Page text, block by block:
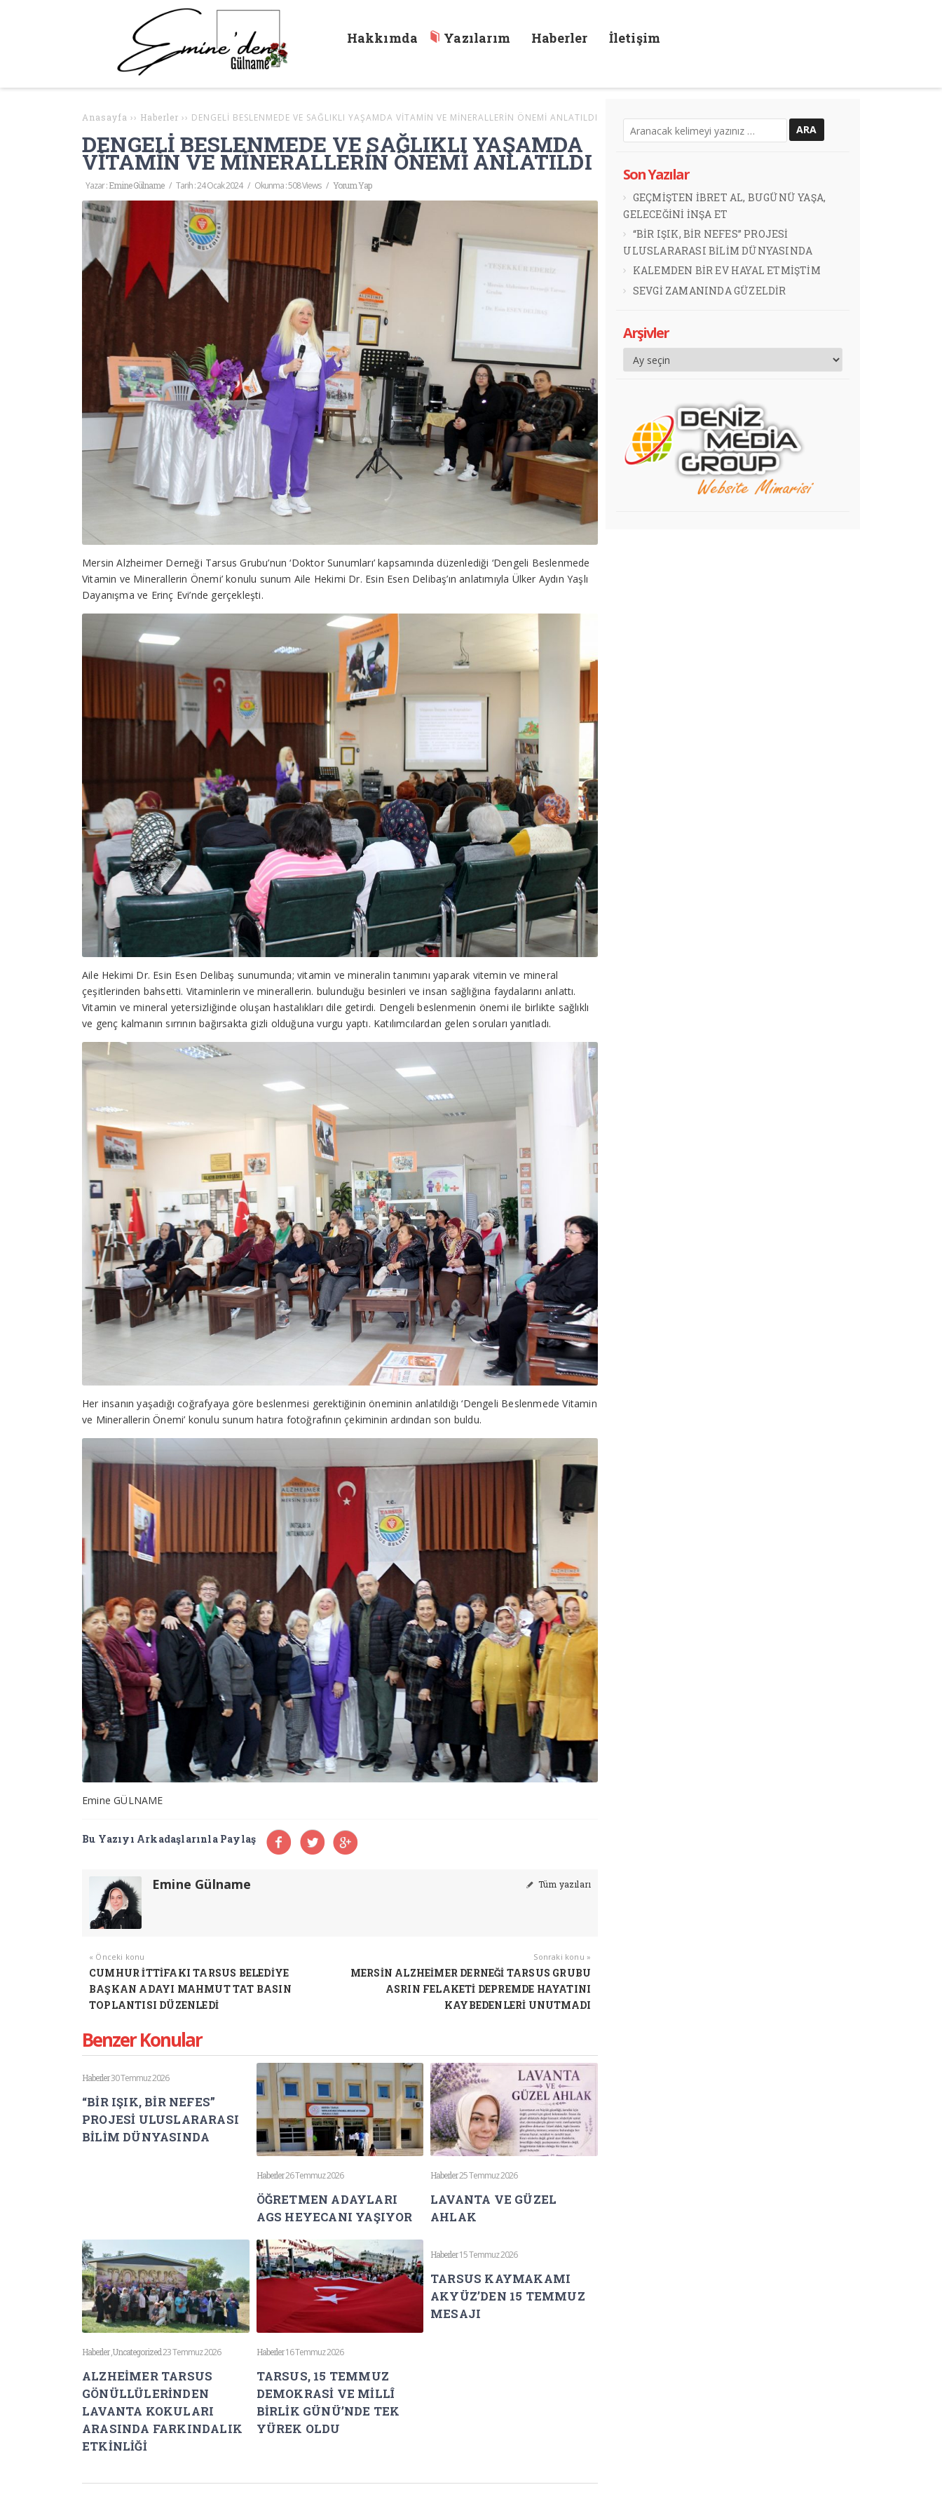
Hakkımda Yazılarım Haberler İletişim
Anasayfa ›› Haberler ›› DENGELİ BESLENMEDE VE SAĞLIKLI YAŞAMDA VİTAMİN VE MİNERALLERİN ÖNEMİ ANLATILDI
DENGELİ BESLENMEDE VE SAĞLIKLI YAŞAMDA
VİTAMİN VE MİNERALLERİN ÖNEMİ ANLATILDI
Yazar :Emine Gülname / Tarih :24 Ocak 2024 / Okunma : 508 Views / Yorum Yap
Mersin Alzheimer Derneği Tarsus Grubu’nun ‘Doktor Sunumları’ kapsamında düzenlediği ‘Dengeli Beslenmede
Vitamin ve Minerallerin Önemi’ konulu sunum Aile Hekimi Dr. Esin Esen Delibaş’ın anlatımıyla Ülker Aydın Yaşlı
Dayanışma ve Erinç Evi’nde gerçekleşti.
Aile Hekimi Dr. Esin Esen Delibaş sunumunda; vitamin ve mineralin tanımını yaparak vitemin ve mineral
çeşitlerinden bahsetti. Vitaminlerin ve minerallerin. bulunduğu besinleri ve insan sağlığına faydalarını anlattı.
Vitamin ve mineral yetersizliğinde oluşan hastalıkları dile getirdi. Dengeli beslenmenin önemi ile birlikte sağlıklı
ve genç kalmanın sırrının bağırsakta gizli olduğuna vurgu yaptı. Katılımcılardan gelen soruları yanıtladı.
Her insanın yaşadığı coğrafyaya göre beslenmesi gerektiğinin öneminin anlatıldığı ‘Dengeli Beslenmede Vitamin
ve Minerallerin Önemi’ konulu sunum hatıra fotoğrafının çekiminin ardından son buldu.
Emine GÜLNAME
Bu Yazıyı Arkadaşlarınla Paylaş
Emine Gülname Tüm yazıları
« Önceki konu
CUMHUR İTTİFAKI TARSUS BELEDİYE
BAŞKAN ADAYI MAHMUT TAT BASIN
TOPLANTISI DÜZENLEDİ
Sonraki konu »
MERSİN ALZHEİMER DERNEĞİ TARSUS GRUBU
ASRIN FELAKETİ DEPREMDE HAYATINI
KAYBEDENLERİ UNUTMADI
Benzer Konular
Haberler30 Temmuz 2026
“BİR IŞIK, BİR NEFES”
PROJESİ ULUSLARARASI
BİLİM DÜNYASINDA
Haberler26 Temmuz 2026
ÖĞRETMEN ADAYLARI
AGS HEYECANI YAŞIYOR
Haberler25 Temmuz 2026
LAVANTA VE GÜZEL
AHLAK
Haberler,Uncategorized23 Temmuz 2026
ALZHEİMER TARSUS
GÖNÜLLÜLERİNDEN
LAVANTA KOKULARI
ARASINDA FARKINDALIK
ETKİNLİĞİ
Haberler 16 Temmuz 2026
TARSUS, 15 TEMMUZ
DEMOKRASİ VE MİLLÎ
BİRLİK GÜNÜ’NDE TEK
YÜREK OLDU
Haberler15 Temmuz 2026
TARSUS KAYMAKAMI
AKYÜZ’DEN 15 TEMMUZ
MESAJI
Son Yazılar
GEÇMİŞTEN İBRET AL, BUGÜNÜ YAŞA,
GELECEĞİNİ İNŞA ET
“BİR IŞIK, BİR NEFES” PROJESİ
ULUSLARARASI BİLİM DÜNYASINDA
KALEMDEN BİR EV HAYAL ETMİŞTİM
SEVGİ ZAMANINDA GÜZELDİR
Arşivler